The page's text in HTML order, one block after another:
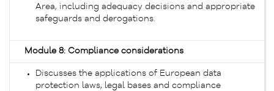
Area, including adequacy decisions and appropriate
safeguards and derogations.
Module 8: Compliance considerations
Discusses the applications of European data
protection laws, legal bases and compliance